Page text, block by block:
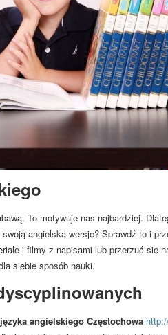
To motywuje nas najbardziej.
angielską wersję? Sprawdź to i
i filmy z napisami lub przerzuć się
siebie sposób nauki.
angielskiego Częstochowa